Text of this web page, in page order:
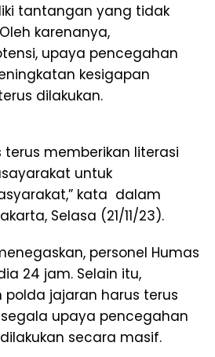
tantangan yang tidak
karenanya,
upaya pencegahan
kesigapan
dilakukan.
terus memberikan literasi
untuk
kata dalam
Selasa (21/11/23).
personel Humas
24 jam. Selain itu,
polda jajaran harus terus
upaya pencegahan
secara masif.